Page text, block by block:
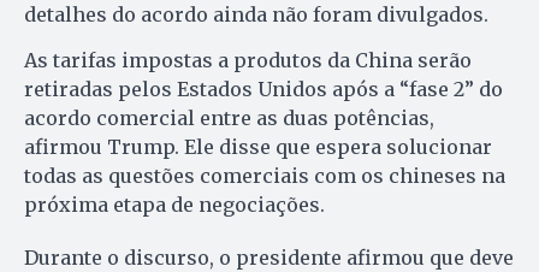
detalhes do acordo ainda não foram divulgados.
As tarifas impostas a produtos da China serão
retiradas pelos Estados Unidos após a “fase 2” do
acordo comercial entre as duas potências,
afirmou Trump. Ele disse que espera solucionar
todas as questões comerciais com os chineses na
próxima etapa de negociações.
Durante o discurso, o presidente afirmou que deve